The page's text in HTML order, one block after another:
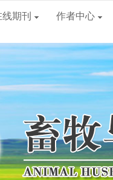
线期刊 作者中心